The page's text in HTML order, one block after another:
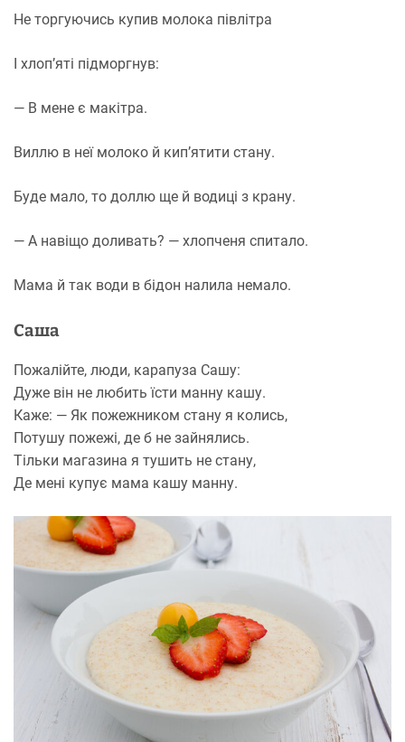
Не торгуючись купив молока півлітра
І хлоп’яті підморгнув:
— В мене є макітра.
Виллю в неї молоко й кип’ятити стану.
Буде мало, то доллю ще й водиці з крану.
— А навіщо доливать? — хлопченя спитало.
Мама й так води в бідон налила немало.
Саша
Пожалійте, люди, карапуза Сашу:
Дуже він не любить їсти манну кашу.
Каже: — Як пожежником стану я колись,
Потушу пожежі, де б не зайнялись.
Тільки магазина я тушить не стану,
Де мені купує мама кашу манну.